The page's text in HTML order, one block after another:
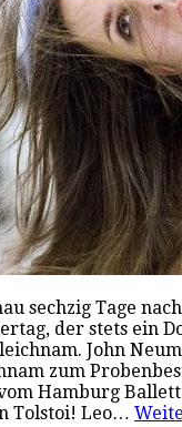
sechzig Tage
der stets ein
John
zum
Hamburg
Tolstoi! Leo…